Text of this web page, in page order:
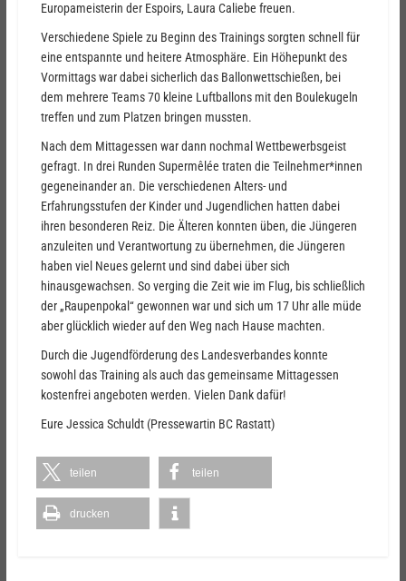
Europameisterin der Espoirs, Laura Caliebe freuen.
Verschiedene Spiele zu Beginn des Trainings sorgten schnell für
eine entspannte und heitere Atmosphäre. Ein Höhepunkt des
Vormittags war dabei sicherlich das Ballonwettschießen, bei
dem mehrere Teams 70 kleine Luftballons mit den Boulekugeln
treffen und zum Platzen bringen mussten.
Nach dem Mittagessen war dann nochmal Wettbewerbsgeist
gefragt. In drei Runden Supermêlée traten die Teilnehmer*innen
gegeneinander an. Die verschiedenen Alters- und
Erfahrungsstufen der Kinder und Jugendlichen hatten dabei
ihren besonderen Reiz. Die Älteren konnten üben, die Jüngeren
anzuleiten und Verantwortung zu übernehmen, die Jüngeren
haben viel Neues gelernt und sind dabei über sich
hinausgewachsen. So verging die Zeit wie im Flug, bis schließlich
der „Raupenpokal“ gewonnen war und sich um 17 Uhr alle müde
aber glücklich wieder auf den Weg nach Hause machten.
Durch die Jugendförderung des Landesverbandes konnte
sowohl das Training als auch das gemeinsame Mittagessen
kostenfrei angeboten werden. Vielen Dank dafür!
Eure Jessica Schuldt (Pressewartin BC Rastatt)
teilen teilen
drucken